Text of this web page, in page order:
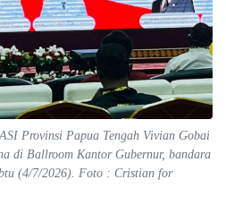
Provinsi Papua Tengah Vivian Gobai
di Ballroom Kantor Gubernur, bandara
(4/7/2026). Foto : Cristian for